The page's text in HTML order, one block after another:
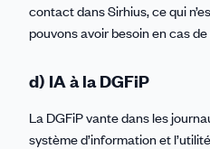
contact dans Sirhius, ce qui
pouvons avoir besoin en cas
d) IA à la DGFiP
La DGFiP vante dans les
système d’information et